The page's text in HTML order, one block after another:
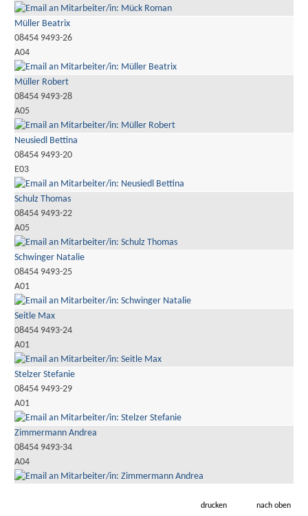
Müller Beatrix
08454 9493-26
A04
Müller Robert
08454 9493-28
A05
Neusiedl Bettina
08454 9493-20
E03
Schulz Thomas
08454 9493-22
A05
Schwinger Natalie
08454 9493-25
A01
Seitle Max
08454 9493-24
A01
Stelzer Stefanie
08454 9493-29
A01
Zimmermann Andrea
08454 9493-34
A04
drucken nach oben